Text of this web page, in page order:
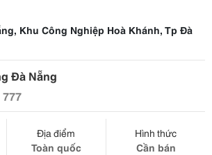
Khu Công Nghiệp Hoà Khánh, Tp Đà
Đà Nẵng
777
Địa điểm
Toàn quốc
Hình thức
Cần bán